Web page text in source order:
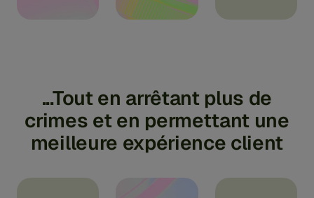
...Tout en arrêtant plus de
crimes et en permettant une
meilleure expérience client